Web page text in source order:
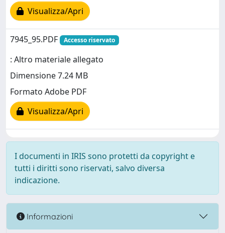
Visualizza/Apri
7945_95.PDF Accesso riservato
: Altro materiale allegato
Dimensione 7.24 MB
Formato Adobe PDF
Visualizza/Apri
I documenti in IRIS sono protetti da copyright e
tutti i diritti sono riservati, salvo diversa
indicazione.
Informazioni